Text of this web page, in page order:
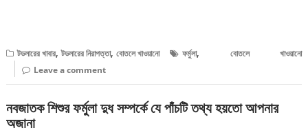
টডলারের খাবার,টডলারের নিরাপত্তা,বোতলে খাওয়ানো ফর্মুলা, বোতলে খাওয়ানো
Leave a comment
নবজাতক শিশুর ফর্মুলা দুধ সম্পর্কে যে পাঁচটি তথ্য হয়তো আপনার
অজানা